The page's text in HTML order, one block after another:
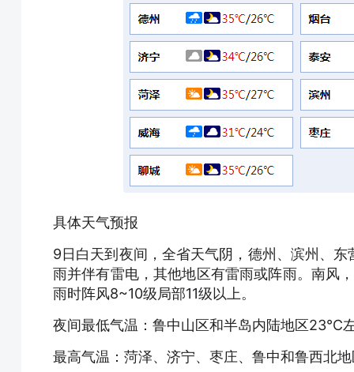
具体天气预报
9日白天到夜间，全省天气阴，德州、滨州、
雨并伴有雷电，其他地区有雷雨或阵雨。南风
雨时阵风8~10级局部11级以上。
夜间最低气温：鲁中山区和半岛内陆地区23℃
最高气温：菏泽、济宁、枣庄、鲁中和鲁西